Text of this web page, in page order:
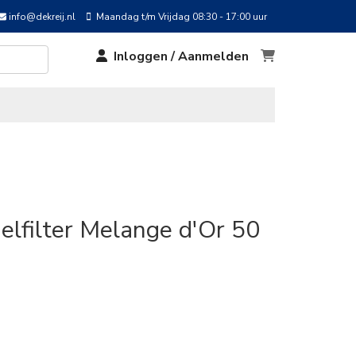
info@dekreij.nl Maandag t/m Vrijdag 08:30 - 17:00 uur
Inloggen / Aanmelden
Melange d'Or 50